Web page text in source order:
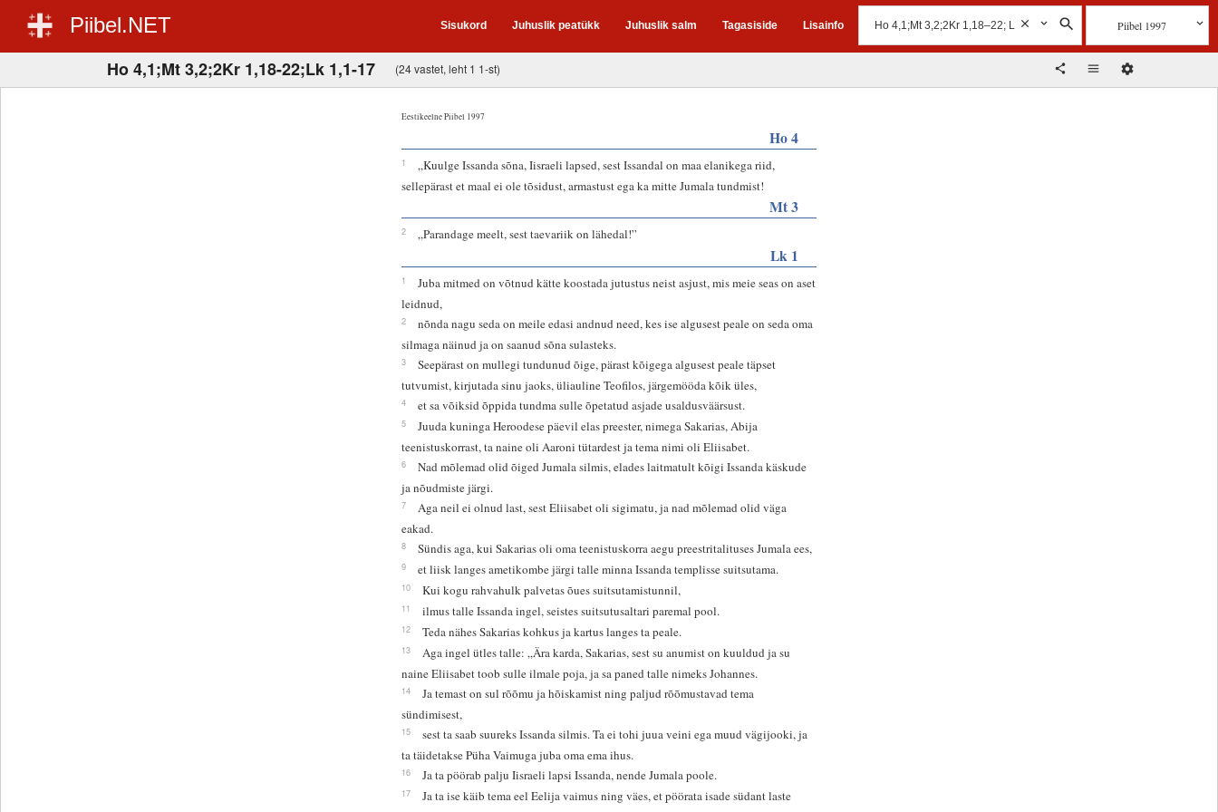
Piibel.NET Sisukord Juhuslik peatükk Juhuslik salm Tagasiside Lisainfo Piibel 1997
Ho 4,1;Mt 3,2;2Kr 1,18-22;Lk 1,1-17 (24 vastet, leht 1 1-st)
Eestikeelne Piibel 1997
Ho 4
1
„Kuulge Issanda sõna, Iisraeli lapsed, sest Issandal on maa elanikega riid,
sellepärast et maal ei ole tõsidust, armastust ega ka mitte Jumala tundmist!
Mt 3
2 „Parandage meelt, sest taevariik on lähedal!”
Lk 1
1
Juba mitmed on võtnud kätte koostada jutustus neist asjust, mis meie seas on aset
leidnud,
2
nõnda nagu seda on meile edasi andnud need, kes ise algusest peale on seda oma
silmaga näinud ja on saanud sõna sulasteks.
3
Seepärast on mullegi tundunud õige, pärast kõigega algusest peale täpset
tutvumist, kirjutada sinu jaoks, üliauline Teofilos, järgemööda kõik üles,
4 et sa võiksid õppida tundma sulle õpetatud asjade usaldusväärsust.
5
Juuda kuninga Heroodese päevil elas preester, nimega Sakarias, Abija
teenistuskorrast, ta naine oli Aaroni tütardest ja tema nimi oli Eliisabet.
6
Nad mõlemad olid õiged Jumala silmis, elades laitmatult kõigi Issanda käskude
ja nõudmiste järgi.
7
Aga neil ei olnud last, sest Eliisabet oli sigimatu, ja nad mõlemad olid väga
eakad.
8 Sündis aga, kui Sakarias oli oma teenistuskorra aegu preestritalituses Jumala ees,
9 et liisk langes ametikombe järgi talle minna Issanda templisse suitsutama.
10 Kui kogu rahvahulk palvetas õues suitsutamistunnil,
11 ilmus talle Issanda ingel, seistes suitsutusaltari paremal pool.
12 Teda nähes Sakarias kohkus ja kartus langes ta peale.
13
Aga ingel ütles talle: „Ära karda, Sakarias, sest su anumist on kuuldud ja su
naine Eliisabet toob sulle ilmale poja, ja sa paned talle nimeks Johannes.
14
Ja temast on sul rõõmu ja hõiskamist ning paljud rõõmustavad tema
sündimisest,
15
sest ta saab suureks Issanda silmis. Ta ei tohi juua veini ega muud vägijooki, ja
ta täidetakse Püha Vaimuga juba oma ema ihus.
16 Ja ta pöörab palju Iisraeli lapsi Issanda, nende Jumala poole.
17
Ja ta ise käib tema eel Eelija vaimus ning väes, et pöörata isade südant laste